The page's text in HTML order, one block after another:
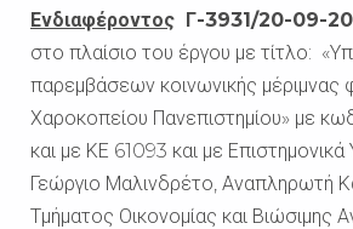
Ενδιαφέροντος Γ-3931/20-09-
στο πλαίσιο του έργου με τίτλο:
παρεμβάσεων κοινωνικής μέριμνας
Χαροκοπείου Πανεπιστημίου» με
και με ΚΕ 61093 και με
Γεώργιο Μαλινδρέτο, Αναπληρωτή
Τμήματος Οικονομίας και Βιώσιμης